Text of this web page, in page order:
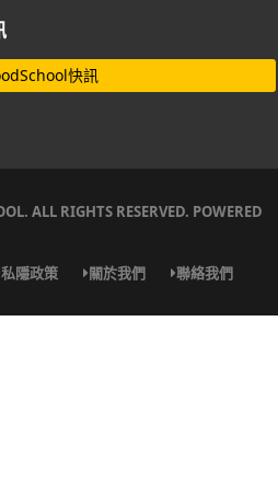
快訊
ALL RIGHTS RESERVED. POWERED
私隱政策 關於我們 聯絡我們